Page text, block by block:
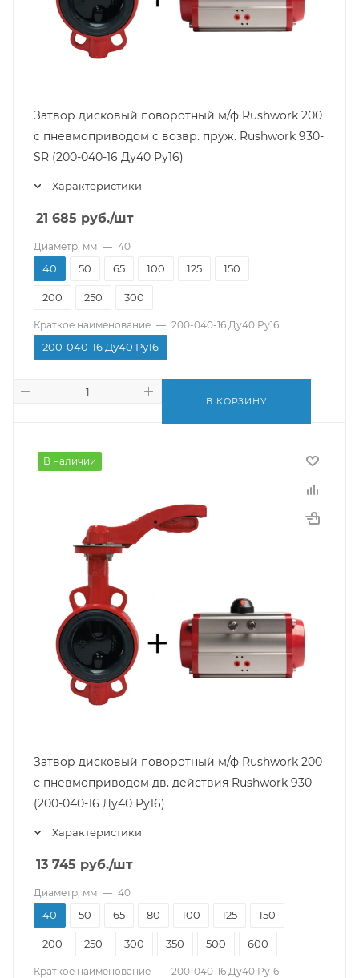
Затвор дисковый поворотный м/ф Rushwork 200
с пневмоприводом с возвр. пруж. Rushwork 930-
SR (200-040-16 Ду40 Ру16)
Характеристики
21 685 руб./шт
Диаметр, мм — 40
40 50 65 100 125 150
200 250 300
Краткое наименование — 200-040-16 Ду40 Ру16
200-040-16 Ду40 Ру16
В КОРЗИНУ
В наличии
Затвор дисковый поворотный м/ф Rushwork 200
с пневмоприводом дв. действия Rushwork 930
(200-040-16 Ду40 Ру16)
Характеристики
13 745 руб./шт
Диаметр, мм — 40
40 50 65 80 100 125 150
200 250 300 350 500 600
Краткое наименование — 200-040-16 Ду40 Ру16